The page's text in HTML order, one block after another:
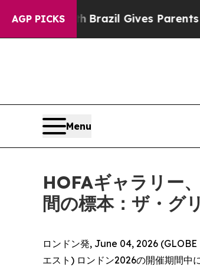
AGP PICKS
to YouthBrazil Gives Parents
Menu
HOFAギャラリー
間の標本：ザ・グ
ロンドン発, June 04, 2026
エスト) ロンドン2026の開催期間